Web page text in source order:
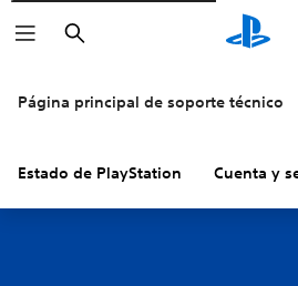
Buscar
Página principal de soporte técnico
Estado de PlayStation Cuenta y